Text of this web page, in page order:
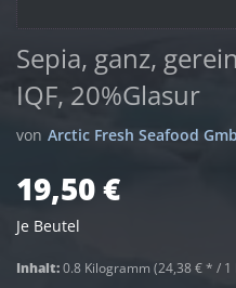
Sepia, ganz,
IQF, 20%Glasur
von Arctic Fresh Seafood
19,50 €
Je Beutel
Inhalt:0.8 Kilogramm (24,38 € * / 1